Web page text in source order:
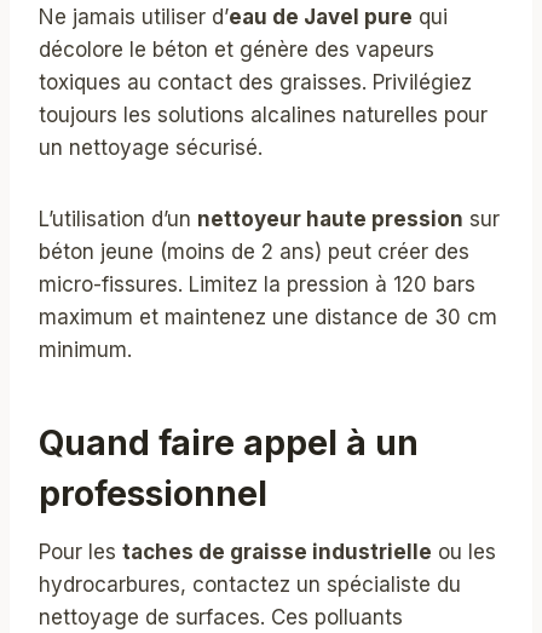
Ne jamais utiliser d’eau de Javel pure qui
décolore le béton et génère des vapeurs
toxiques au contact des graisses. Privilégiez
toujours les solutions alcalines naturelles pour
un nettoyage sécurisé.
L’utilisation d’un nettoyeur haute pression sur
béton jeune (moins de 2 ans) peut créer des
micro-fissures. Limitez la pression à 120 bars
maximum et maintenez une distance de 30 cm
minimum.
Quand faire appel à un
professionnel
Pour les taches de graisse industrielle ou les
hydrocarbures, contactez un spécialiste du
nettoyage de surfaces. Ces polluants